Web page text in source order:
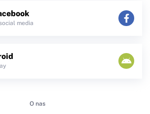
media
O nas